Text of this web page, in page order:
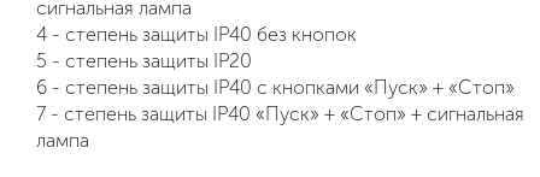
сигнальная лампа
4 - степень защиты IP40 без кнопок
5 - степень защиты IP20
6 - степень защиты IP40 с кнопками «Пуск» + «Стоп»
7 - степень защиты IP40 «Пуск» + «Стоп» + сигнальная
лампа